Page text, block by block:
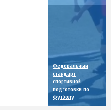
Федеральный
стандарт
спортивной
подготовки по
футболу